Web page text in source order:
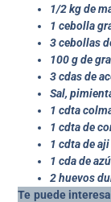
1/2 kg de
1 cebolla
3 cebollas
100 g de
3 cdas de
Sal,
1 cdta
1 cdta de
1 cdta de
1 cda de
2 huevos
Te puede